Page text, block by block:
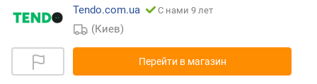
Tendo.com.ua
С нами 9 лет
(Киев)
Перейти в магазин